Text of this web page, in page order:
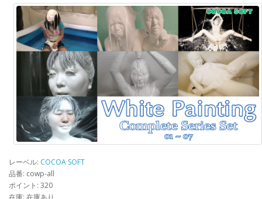
レーベル: COCOA SOFT
品番: cowp-all
ポイント: 320